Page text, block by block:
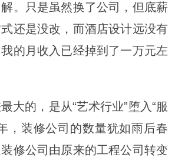
。只是虽然换了公司，但底薪
还是没改，而酒店设计远没有
的月收入已经掉到了一万元左
大的，是从“艺术行业”堕入“服
，装修公司的数量犹如雨后春
修公司由原来的工程公司转变